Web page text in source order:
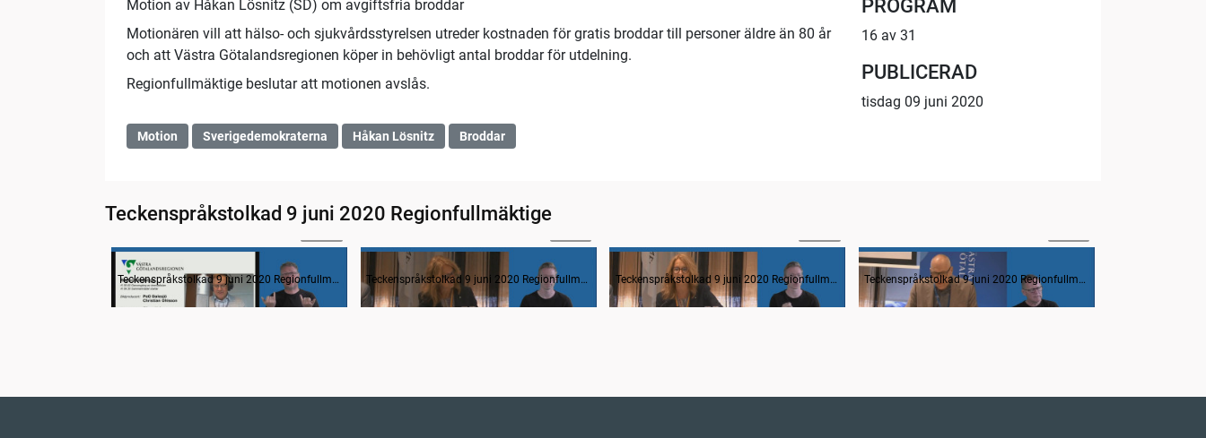
Motion av Håkan Lösnitz (SD) om avgiftsfria broddar
Motionären vill att hälso- och sjukvårdsstyrelsen utreder kostnaden för gratis broddar till personer äldre än 80 år
och att Västra Götalandsregionen köper in behövligt antal broddar för utdelning.
Regionfullmäktige beslutar att motionen avslås.
Motion Sverigedemokraterna Håkan Lösnitz Broddar
PROGRAM
16 av 31
PUBLICERAD
tisdag 09 juni 2020
Teckenspråkstolkad 9 juni 2020 Regionfullmäktige
Information
Teckenspråkstolkad 9 juni 2020 Regionfullmäktige
Inledande formalia
Teckenspråkstolkad 9 juni 2020 Regionfullmäktige Teckenspråkstolkad 9 juni 2020 Regionfullmäktige
Frågestund
Teckenspråkstolkad 9 juni 2020 Regionfullmäktige